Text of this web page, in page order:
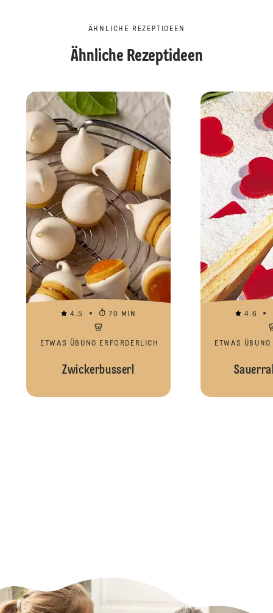
ÄHNLICHE REZEPTIDEEN
Ähnliche Rezeptideen
4.5 70 MIN
ETWAS ÜBUNG ERFORDERLICH
Zwickerbusserl
4.6
ETWAS